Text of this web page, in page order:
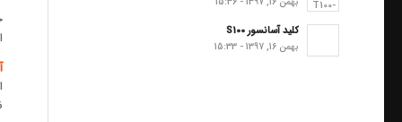
کلید آسانسور S100
بهمن 16, 1397 - 15:33